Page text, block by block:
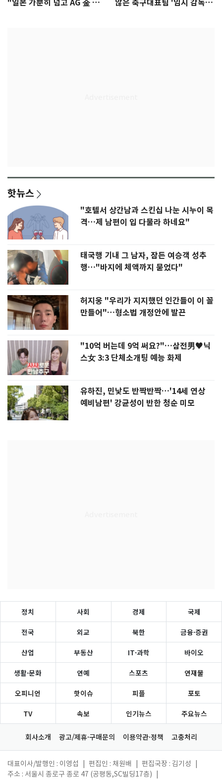
"일본 가뿐히 넘고 AG 金 따겠
않은 축구대표팀 '임시 감독'
핫뉴스
"호텔서 상간남과 스킨십 나눈 시누이 목
격…제 남편이 입 다물라 하네요"
태국행 기내 그 남자, 잠든 여승객 성추
행…"바지에 체액까지 묻었다"
허지웅 "우리가 지지했던 인간들이 이 꼴
만들어"…형소법 개정안에 발끈
"10억 버는데 9억 써요?"…삼전男♥닉
스女 3:3 단체소개팅 예능 화제
유하진, 민낯도 반짝반짝…'14세 연상
예비남편' 강균성이 반한 청순 미모
정치 사회 경제 국제
전국 외교 북한 금융·증권
산업 부동산 IT·과학 바이오
생활·문화 연예 스포츠 연재물
오피니언 핫이슈 피플 포토
TV 속보 인기뉴스 주요뉴스
회사소개 광고/제휴·구매문의 이용약관·정책 고충처리
대표이사/발행인 : 이영섭 편집인 : 채원배 편집국장 : 김기성
주소 : 서울시 종로구 종로 47 (공평동,SC빌딩17층)